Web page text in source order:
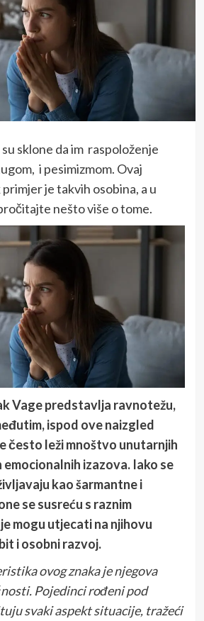
sklone da im raspoloženje
i pesimizmom. Ovaj
je takvih osobina, a u
nešto više o tome.
Vage predstavlja ravnotežu,
ispod ove naizgled
često leži mnoštvo unutarnjih
emocionalnih izazova. Iako se
kao šarmantne i
se susreću s raznim
mogu utjecati na njihovu
i osobni razvoj.
ovog znaka je njegova
Pojedinci rođeni pod
svaki aspekt situacije, tražeći